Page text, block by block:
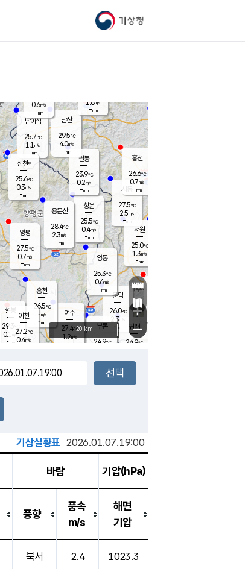
기상청
문막
26.0℃
2.3m/s
mm
남이섬
25.7℃
1.1 m/s
-mm
부론
24.9℃
남산
29.5℃
4.0m/s
-mm
청운
25.5℃
0.4m/s
-mm
팔봉
23.9℃
0.2m/s
-mm
여주
27.4℃
1.2m/s
양동
25.3℃
0.6m/s
-mm
장호원
0.6m/s
-mm
신천*
25.6℃
0.3m/s
-mm
흥천
26.5℃
-m/s
-mm
설봉
29.3
0.1 m/s
- mm
시동
27.5℃
2.5m/s
- mm
귀래
24.9℃
서원
25.0℃
1.3m/s
-mm
용문산
28.4℃
2.3m/s
-mm
홍천
26.6℃
0.7m/s
-mm
이천
27.2℃
0.4m/s
양평
27.5℃
0.7m/s
-mm
1.8m/s
-mm
+
−
20 km
기상실황표 2026.01.07.19:00
바람 기압(hPa)
풍향
풍속
m/s
해면
기압
북서 2.4 1023.3